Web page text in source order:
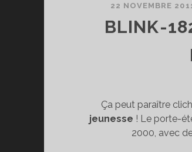
22 NOVEMBRE
BLINK-
Ça peut paraître
jeunesse ! Le porte-
2000, avec